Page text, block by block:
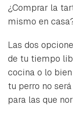
¿Comprar la
mismo en
Las dos
de tu tiempo
cocina o lo
tu perro no
para las que